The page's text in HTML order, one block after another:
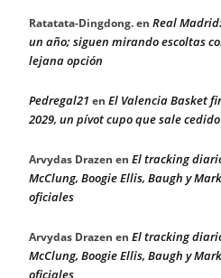
Ratatata-Dingdong.en Real
un año; siguen mirando escoltas
lejana opción
Pedregal21 en El Valencia Basket
2029, un pívot cupo que sale
Arvydas Drazen en El tracking
McClung, Boogie Ellis, Baugh y
oficiales
Arvydas Drazen en El tracking
McClung, Boogie Ellis, Baugh y
oficiales